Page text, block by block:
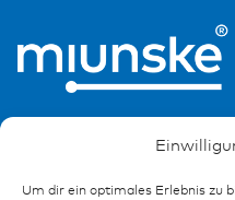
Um dir ein optimales Erlebnis zu